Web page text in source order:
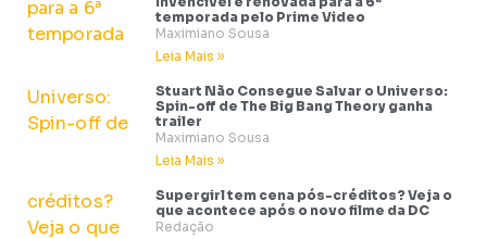
temporada pelo Prime Video
Maximiano Sousa
Leia Mais »
Stuart Não Consegue Salvar o Universo:
Spin-off de The Big Bang Theory ganha
trailer
Maximiano Sousa
Leia Mais »
Supergirl tem cena pós-créditos? Veja o
que acontece após o novo filme da DC
Redação